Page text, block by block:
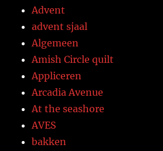
Advent
advent sjaal
Algemeen
Amish Circle quilt
Appliceren
Arcadia Avenue
At the seashore
AVES
bakken